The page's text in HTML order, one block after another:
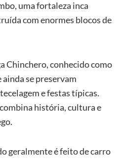
uma fortaleza inca
com enormes blocos de
Chinchero, conhecido como
se preservam
e festas típicas.
história, cultura e
geralmente é feito de carro